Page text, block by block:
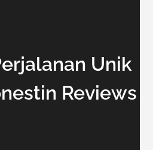
Unik
Reviews